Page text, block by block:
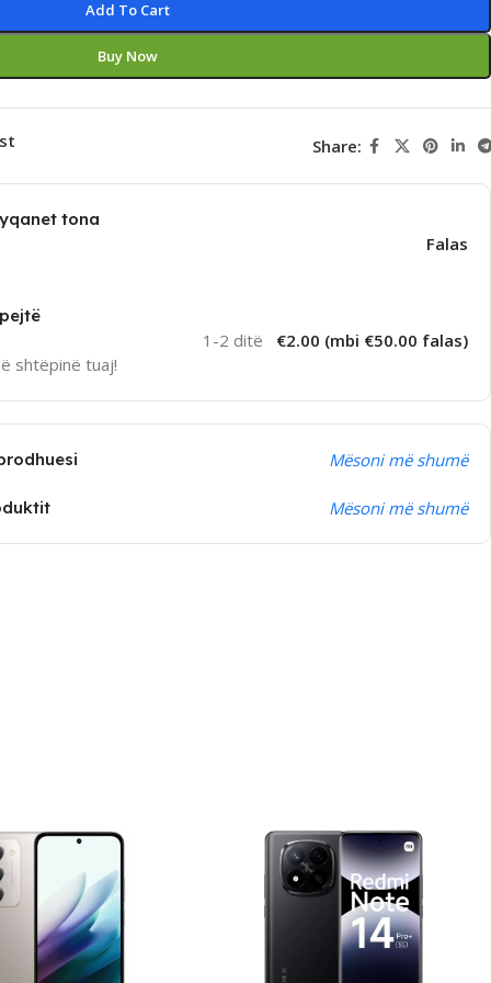
Add To Cart
Buy Now
Share:
tona
Falas
shtëpinë tuaj!
1-2 ditë €2.00 (mbi €50.00 falas)
Mësoni më shumë
Mësoni më shumë